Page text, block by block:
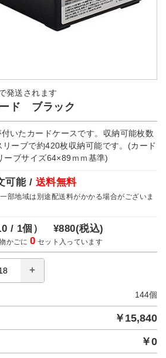
発送されます
ド ブラック
いたカードケースです。収納可能枚数
ーブで約420枚収納可能です。(カード
ーブサイズ64×89ｍｍ基準)
可能 / 送料無料
部地域は別途配送料がかかる場合がございま
/ 1個） ¥880(税込)
かごに0 セット入っています
144個
￥ 15,840
￥0